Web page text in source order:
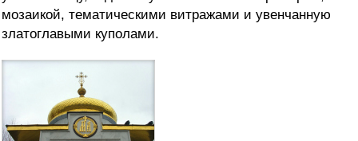
мозаикой, тематическими витражами и увенчанную
златоглавыми куполами.